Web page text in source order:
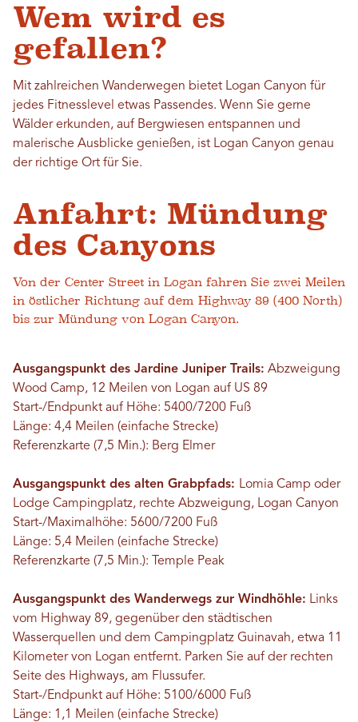
Wem wird es
gefallen?
Mit zahlreichen Wanderwegen bietet Logan Canyon für
jedes Fitnesslevel etwas Passendes. Wenn Sie gerne
Wälder erkunden, auf Bergwiesen entspannen und
malerische Ausblicke genießen, ist Logan Canyon genau
der richtige Ort für Sie.
Anfahrt: Mündung
des Canyons
Von der Center Street in Logan fahren Sie zwei Meilen
in östlicher Richtung auf dem Highway 89 (400 North)
bis zur Mündung von Logan Canyon.
Ausgangspunkt des Jardine Juniper Trails: Abzweigung
Wood Camp, 12 Meilen von Logan auf US 89
Start-/Endpunkt auf Höhe: 5400/7200 Fuß
Länge: 4,4 Meilen (einfache Strecke)
Referenzkarte (7,5 Min.): Berg Elmer
Ausgangspunkt des alten Grabpfads: Lomia Camp oder
Lodge Campingplatz, rechte Abzweigung, Logan Canyon
Start-/Maximalhöhe: 5600/7200 Fuß
Länge: 5,4 Meilen (einfache Strecke)
Referenzkarte (7,5 Min.): Temple Peak
Ausgangspunkt des Wanderwegs zur Windhöhle: Links
vom Highway 89, gegenüber den städtischen
Wasserquellen und dem Campingplatz Guinavah, etwa 11
Kilometer von Logan entfernt. Parken Sie auf der rechten
Seite des Highways, am Flussufer.
Start-/Endpunkt auf Höhe: 5100/6000 Fuß
Länge: 1,1 Meilen (einfache Strecke)